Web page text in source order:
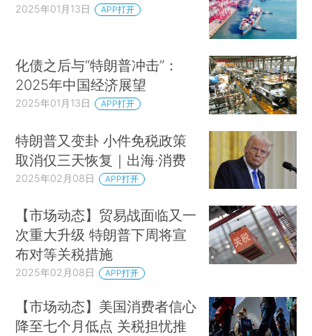
2025年01月13日 APP打开
化债之后与“特朗普冲击”：
2025年中国经济展望
2025年01月13日 APP打开
特朗普又变卦 小件免税政策
取消仅三天恢复｜出海·消费
2025年02月08日 APP打开
【市场动态】贸易战面临又一
次重大升级 特朗普下周将宣
布对等关税措施
2025年02月08日 APP打开
【市场动态】美国消费者信心
降至七个月低点 关税担忧推